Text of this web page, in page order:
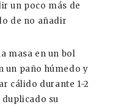
un poco más de
de no añadir
masa en un bol
un paño húmedo y
cálido durante 1-2
duplicado su